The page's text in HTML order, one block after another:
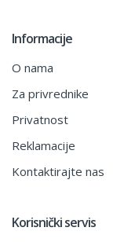
Informacije
O nama
Za privrednike
Privatnost
Reklamacije
Kontaktirajte nas
Korisnički servis